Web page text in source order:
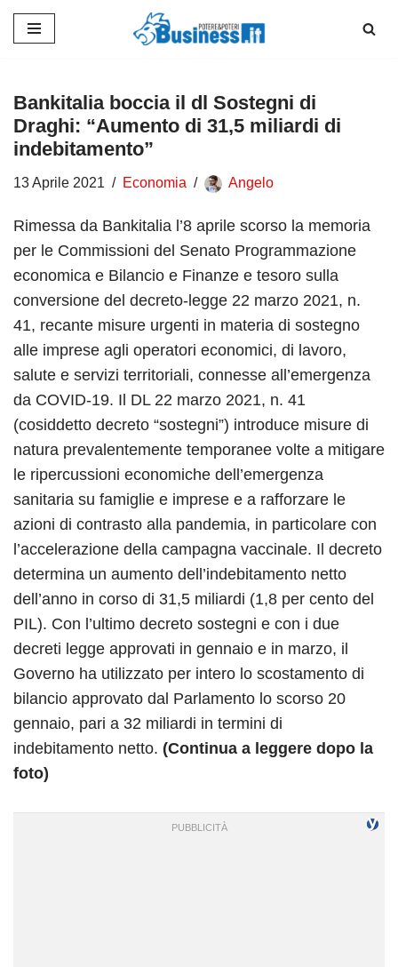
contenuto
Bankitalia boccia il dl Sostegni di
Draghi: “Aumento di 31,5 miliardi di
indebitamento”
13 Aprile 2021 Economia Angelo
Rimessa da Bankitalia l’8 aprile scorso la memoria
per le Commissioni del Senato Programmazione
economica e Bilancio e Finanze e tesoro sulla
conversione del decreto-legge 22 marzo 2021, n.
41, recante misure urgenti in materia di sostegno
alle imprese agli operatori economici, di lavoro,
salute e servizi territoriali, connesse all’emergenza
da COVID-19. Il DL 22 marzo 2021, n. 41
(cosiddetto decreto “sostegni”) introduce misure di
natura prevalentemente temporanee volte a mitigare
le ripercussioni economiche dell’emergenza
sanitaria su famiglie e imprese e a rafforzare le
azioni di contrasto alla pandemia, in particolare con
l’accelerazione della campagna vaccinale. Il decreto
determina un aumento dell’indebitamento netto
dell’anno in corso di 31,5 miliardi (1,8 per cento del
PIL). Con l’ultimo decreto sostegni e con i due
decreti legge approvati in gennaio e in marzo, il
Governo ha utilizzato per intero lo scostamento di
bilancio approvato dal Parlamento lo scorso 20
gennaio, pari a 32 miliardi in termini di
indebitamento netto. (Continua a leggere dopo la
foto)